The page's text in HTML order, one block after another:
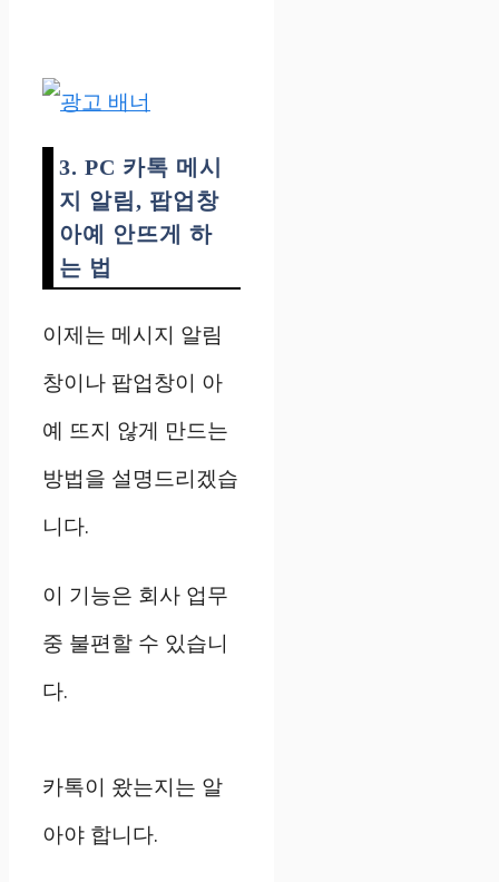
3. PC 카톡 메시
지 알림, 팝업창
아예 안뜨게 하
는 법
이제는 메시지 알림
창이나 팝업창이 아
예 뜨지 않게 만드는
방법을 설명드리겠습
니다.
이 기능은 회사 업무
중 불편할 수 있습니
다.
카톡이 왔는지는 알
아야 합니다.